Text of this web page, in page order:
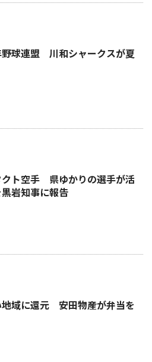
野球連盟 川和シャークスが夏
クト空手 県ゆかりの選手が活
岩知事に報告
地域に還元 安田物産が弁当を